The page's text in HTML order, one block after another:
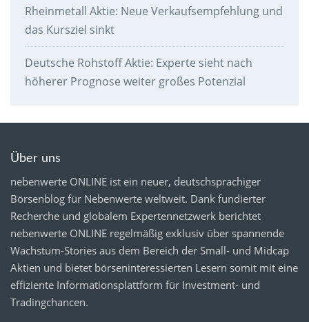
Rheinmetall Aktie: Neue Verkaufsempfehlung und
das Kursziel sinkt
Deutsche Rohstoff Aktie: Experte sieht nach
höherer Prognose weiter großes Potenzial
Über uns
nebenwerte ONLINE ist ein neuer, deutschsprachiger
Börsenblog für Nebenwerte weltweit. Dank fundierter
Recherche und globalem Expertennetzwerk berichtet
nebenwerte ONLINE regelmäßig exklusiv über spannende
Wachstum-Stories aus dem Bereich der Small- und Midcap
Aktien und bietet börseninteressierten Lesern somit mit eine
effiziente Informationsplattform für Investment- und
Tradingchancen.